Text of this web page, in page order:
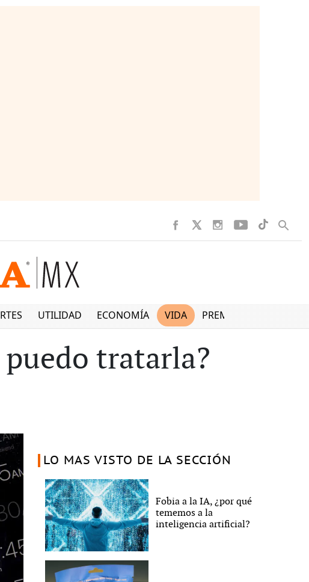
UTILIDAD ECONOMÍA VIDA PREMIUM
puedo tratarla?
LO MAS VISTO DE LA SECCIÓN
Fobia a la IA, ¿por qué
tememos a la
inteligencia artificial?